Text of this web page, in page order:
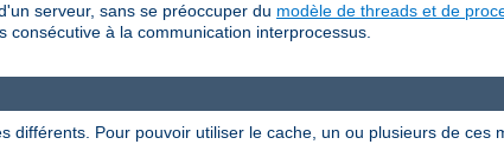
serveur, sans se préoccuper du modèle de threads et de
à la communication interprocessus.
Pour pouvoir utiliser le cache, un ou plusieurs de ces